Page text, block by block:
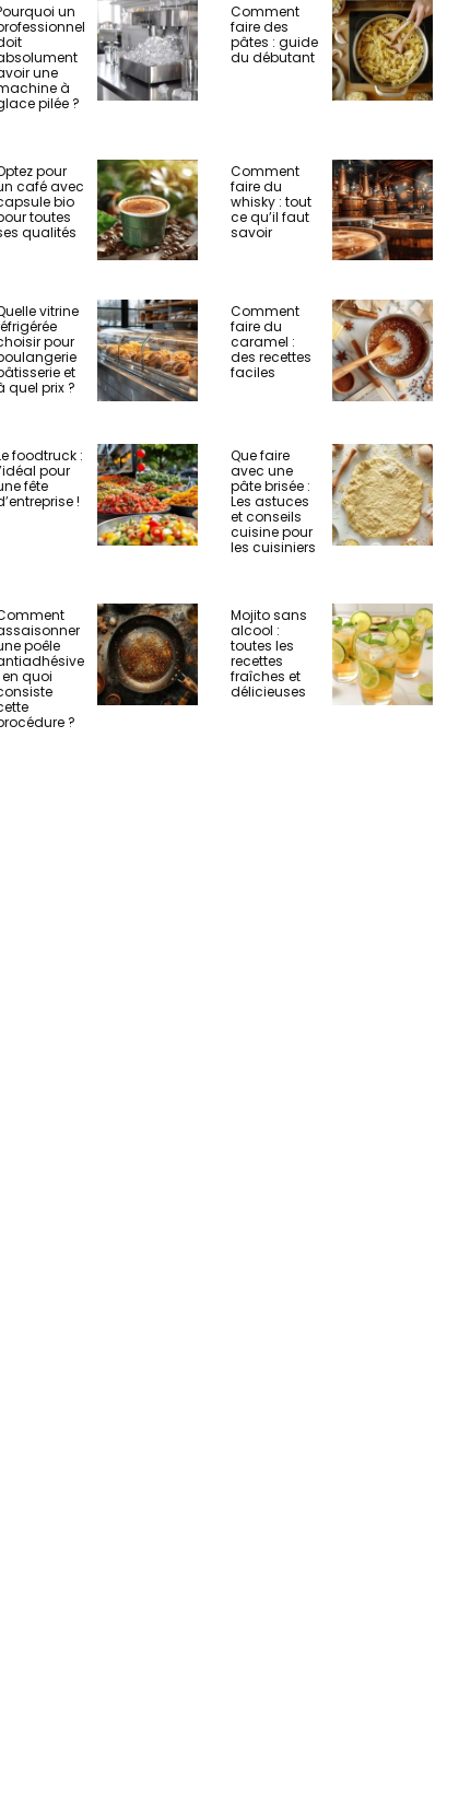
un
une
à
pilée ?
Comment
faire des
pâtes : guide
du débutant
pour
café avec
bio
toutes
qualités
Comment
faire du
whisky : tout
ce qu’il faut
savoir
vitrine
pour
et
quel prix ?
Comment
faire du
caramel :
des recettes
faciles
foodtruck :
pour
fête
!
Que faire
avec une
pâte brisée :
Les astuces
et conseils
cuisine pour
les cuisiniers
poêle
en quoi
?
Mojito sans
alcool :
toutes les
recettes
fraîches et
délicieuses